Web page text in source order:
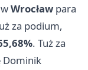
wWrocław para
za podium,
. Tuż za
Dominik